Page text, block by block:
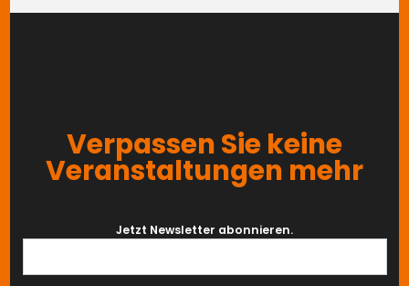
Verpassen Sie keine
Veranstaltungen mehr
Jetzt Newsletter abonnieren.